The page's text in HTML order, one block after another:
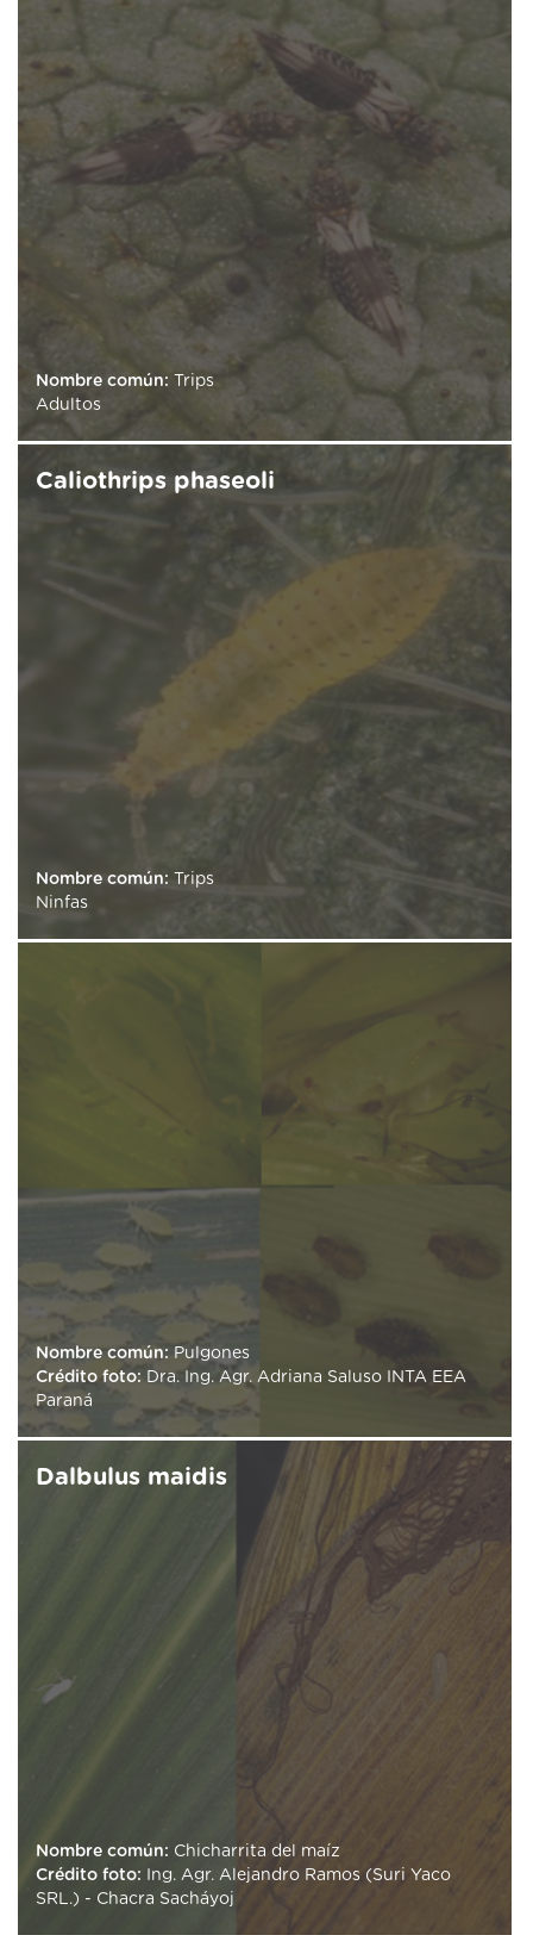
Nombre común: Trips
Adultos
Caliothrips phaseoli
Nombre común: Trips
Ninfas
Nombre común: Pulgones
Crédito foto: Dra. Ing. Agr. Adriana Saluso INTA EEA
Paraná
Dalbulus maidis
Nombre común: Chicharrita del maíz
Crédito foto: Ing. Agr. Alejandro Ramos (Suri Yaco
SRL.) - Chacra Sacháyoj